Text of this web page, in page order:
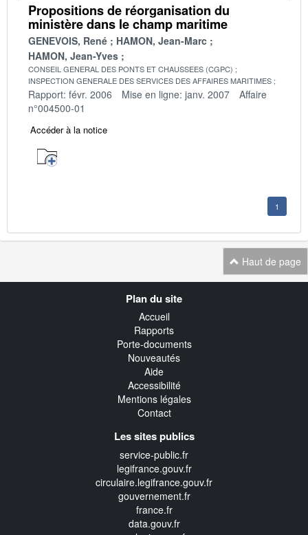
Propositions de réorganisation du
ministère dans le champ maritime
GENEVOIS, René
HAMON, Jean-Marc
HAMON, Jean-Yves
CONSEIL GENERAL DES PONTS ET CHAUSSEES (CGPC)
INSPECTION GENERALE DES SERVICES DES AFFAIRES MARITIMES
Rapport: févr. 2006 Mise en ligne: janv. 2007
Affaire
n°004500-01
Accéder à la notice
1
Haut de page
Plan du site
Accueil
Rapports
Porte-documents
Nouveautés
Aide
Accessibilité
Mentions légales
Contact
Les sites publics
service-public.fr
legifrance.gouv.fr
circulaire.legifrance.gouv.fr
gouvernement.fr
france.fr
data.gouv.fr